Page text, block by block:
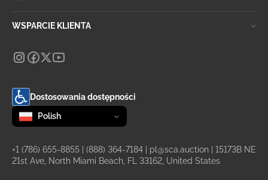
WSPARCIE KLIENTA
Dostosowania dostępności
Zmień język
selected
Polish
+1 (786) 655-8855 (888) 364-7184 pl@sca.auction | 15173B NE
21st Ave, North Miami Beach, FL 33162, United States